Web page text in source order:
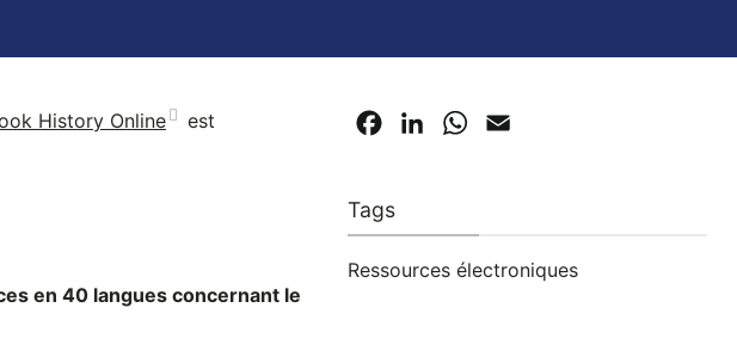
History Online
est
en 40 langues concernant le
FacebookLinkedInWhatsApp
Tags
Ressources électroniques